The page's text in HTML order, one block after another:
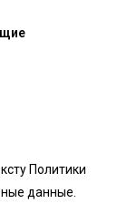
Политики
данные.